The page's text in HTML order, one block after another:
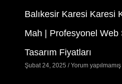
Balıkesir Karesi Karesi
Mah | Profesyonel Web
Tasarım Fiyatları
Şubat 24, 2025 Yorum yapılmamış